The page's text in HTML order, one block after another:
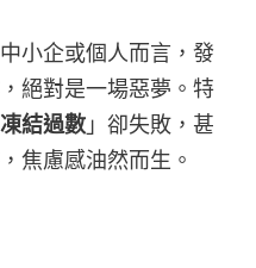
小企或個人而言，發
絕對是一場惡夢。特
結過數 」卻失敗，甚
焦慮感油然而生。